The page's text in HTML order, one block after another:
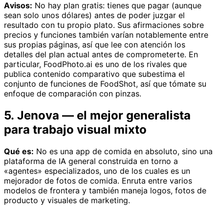
Avisos: No hay plan gratis: tienes que pagar (aunque
sean solo unos dólares) antes de poder juzgar el
resultado con tu propio plato. Sus afirmaciones sobre
precios y funciones también varían notablemente entre
sus propias páginas, así que lee con atención los
detalles del plan actual antes de comprometerte. En
particular, FoodPhoto.ai es uno de los rivales que
publica contenido comparativo que subestima el
conjunto de funciones de FoodShot, así que tómate su
enfoque de comparación con pinzas.
5. Jenova — el mejor generalista
para trabajo visual mixto
Qué es: No es una app de comida en absoluto, sino una
plataforma de IA general construida en torno a
«agentes» especializados, uno de los cuales es un
mejorador de fotos de comida. Enruta entre varios
modelos de frontera y también maneja logos, fotos de
producto y visuales de marketing.